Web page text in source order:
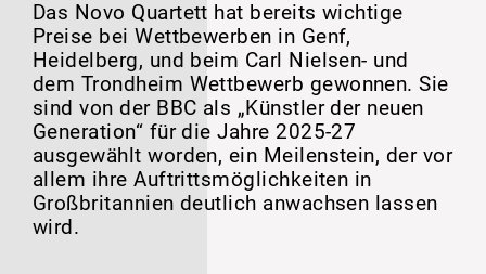
Das Novo Quartett hat bereits wichtige
Preise bei Wettbewerben in Genf,
Heidelberg, und beim Carl Nielsen- und
dem Trondheim Wettbewerb gewonnen. Sie
sind von der BBC als „Künstler der neuen
Generation“ für die Jahre 2025-27
ausgewählt worden, ein Meilenstein, der vor
allem ihre Auftrittsmöglichkeiten in
Großbritannien deutlich anwachsen lassen
wird.